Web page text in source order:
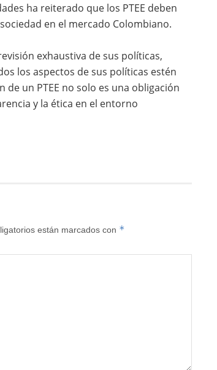
ha reiterado que los PTEE deben
en el mercado Colombiano.
exhaustiva de sus políticas,
los aspectos de sus políticas estén
un PTEE no solo es una obligación
y la ética en el entorno
están marcados con *